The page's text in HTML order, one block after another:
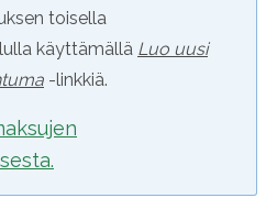
toisella
käyttämällä Luo uusi
-linkkiä.